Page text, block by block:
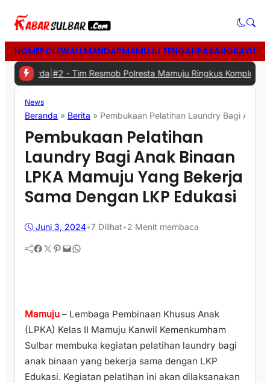
HOMEPOLEWALI MANDARMAMUJU TENGAHPASANGKAYU
#2 - Tim Resmob Polresta Mamuju Ringkus Komplotan
News
Beranda » Berita » Pembukaan Pelatihan Laundry Bagi Anak
Pembukaan Pelatihan
Laundry Bagi Anak Binaan
LPKA Mamuju Yang Bekerja
Sama Dengan LKP Edukasi
Juni 3, 2024•7 Dilihat•2 Menit membaca
Facebook Twitter Pinterest Mail WhatsApp
Mamuju – Lembaga Pembinaan Khusus Anak
(LPKA) Kelas II Mamuju Kanwil Kemenkumham
Sulbar membuka kegiatan pelatihan laundry bagi
anak binaan yang bekerja sama dengan LKP
Edukasi. Kegiatan pelatihan ini akan dilaksanakan